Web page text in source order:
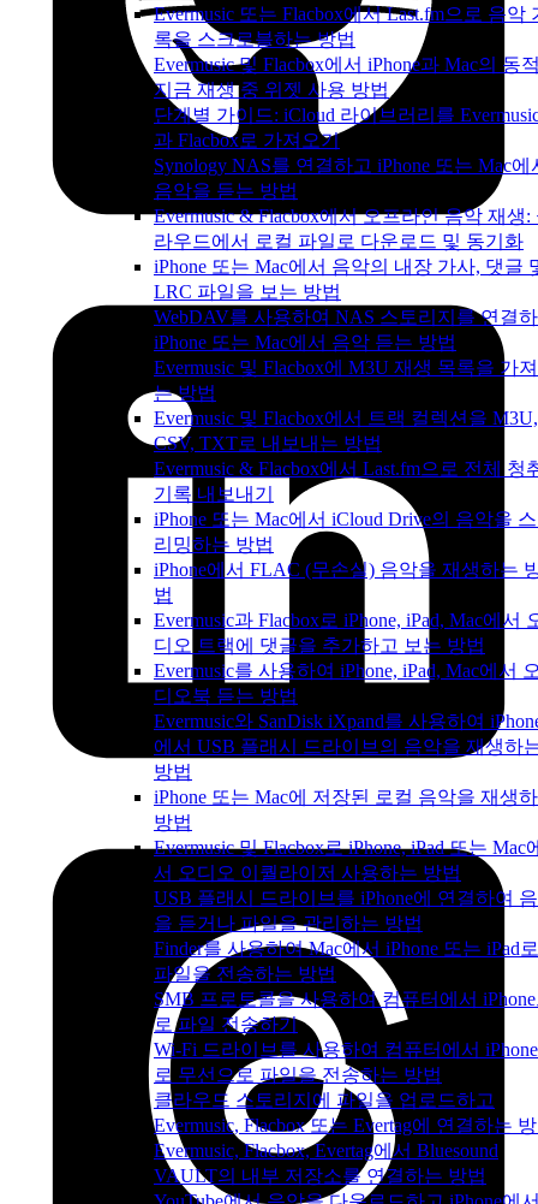
Evermusic 또는 Flacbox에서 Last.fm으로 음악
록을 스크로블하는 방법
Evermusic 및 Flacbox에서 iPhone과 Mac의 동
지금 재생 중 위젯 사용 방법
단계별 가이드: iCloud 라이브러리를
과 Flacbox로 가져오기
Synology NAS를 연결하고 iPhone 또는 Mac에
음악을 듣는 방법
Evermusic & Flacbox에서 오프라인 음악 재생:
라우드에서 로컬 파일로 다운로드 및 동기화
iPhone 또는 Mac에서 음악의 내장 가사, 댓글
LRC 파일을 보는 방법
WebDAV를 사용하여 NAS 스토리지를 연결
iPhone 또는 Mac에서 음악 듣는 방법
Evermusic 및 Flacbox에 M3U 재생 목록을 가
는 방법
Evermusic 및 Flacbox에서 트랙 컬렉션을 M3U,
CSV, TXT로 내보내는 방법
Evermusic & Flacbox에서 Last.fm으로 전체 청
기록 내보내기
iPhone 또는 Mac에서 iCloud Drive의 음악을
리밍하는 방법
iPhone에서 FLAC (무손실) 음악을 재생하는
법
Evermusic과 Flacbox로 iPhone, iPad, Mac에서
디오 트랙에 댓글을 추가하고 보는 방법
Evermusic를 사용하여 iPhone, iPad, Mac에서
디오북 듣는 방법
Evermusic와 SanDisk iXpand를 사용하여
에서 USB 플래시 드라이브의 음악을 재생하
방법
iPhone 또는 Mac에 저장된 로컬 음악을 재생
방법
Evermusic 및 Flacbox로 iPhone, iPad 또는 Mac
서 오디오 이퀄라이저 사용하는 방법
USB 플래시 드라이브를 iPhone에 연결하여
을 듣거나 파일을 관리하는 방법
Finder를 사용하여 Mac에서 iPhone 또는 iPad로
파일을 전송하는 방법
SMB 프로토콜을 사용하여 컴퓨터에서
로 파일 전송하기
Wi-Fi 드라이브를 사용하여 컴퓨터에서
로 무선으로 파일을 전송하는 방법
클라우드 스토리지에 파일을 업로드하고
Evermusic, Flacbox 또는 Evertag에 연결하는
Evermusic, Flacbox, Evertag에서 Bluesound
VAULT의 내부 저장소를 연결하는 방법